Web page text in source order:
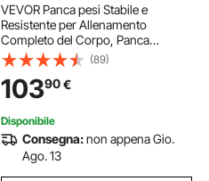
VEVOR Panca pesi Stabile e
Resistente per Allenamento
Completo del Corpo, Panca
Regolabile per Esercizi, per
Allenamento della Forza con
Piegatura Rapida e Regolazione
Rapida 544 kg
(89)
10390€
Disponibile
Consegna:non appena Gio.
Ago. 13